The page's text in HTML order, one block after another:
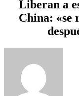
Liberan a
China: «se